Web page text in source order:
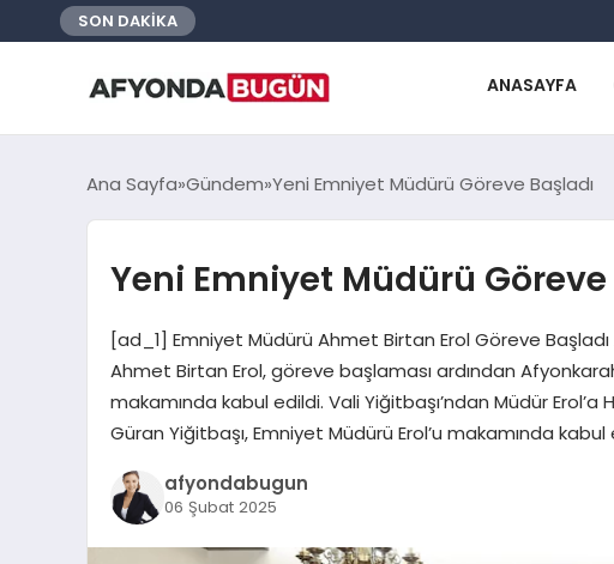
SON DAKİKA
ANASAYFA
Ana Sayfa Gündem Yeni Emniyet Müdürü Göreve Başladı
Yeni Emniyet Müdürü Göreve
[ad_1] Emniyet Müdürü Ahmet Birtan Erol Göreve
Ahmet Birtan Erol, göreve başlaması ardından
makamında kabul edildi. Vali Yiğitbaşı’ndan Müdür
Güran Yiğitbaşı, Emniyet Müdürü Erol’u makamında
afyondabugun
06 Şubat 2025